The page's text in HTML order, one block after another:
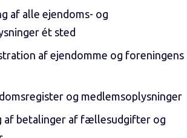
af alle ejendoms- og
ét sted
af ejendomme og foreningens
og medlemsoplysninger
af betalinger af fællesudgifter og